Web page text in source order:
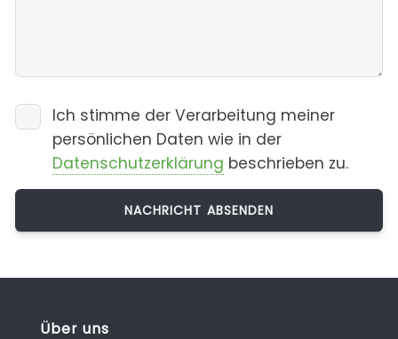
Ich stimme der Verarbeitung meiner
persönlichen Daten wie in der
Datenschutzerklärung beschrieben zu.
Über uns